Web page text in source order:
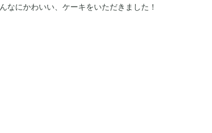
なにかわいい、ケーキをいただきました！